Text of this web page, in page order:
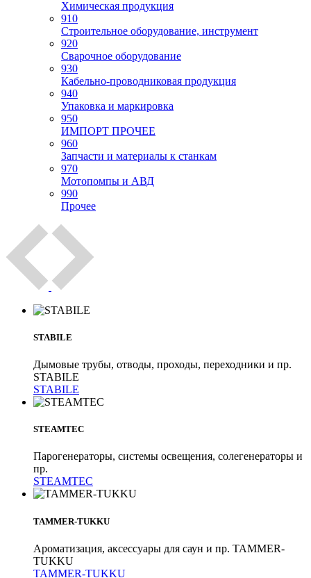
Химическая продукция
910
Строительное оборудование, инструмент
920
Сварочное оборудование
930
Кабельно-проводниковая продукция
940
Упаковка и маркировка
950
ИМПОРТ ПРОЧЕЕ
960
Запчасти и материалы к станкам
970
Мотопомпы и АВД
990
Прочее
STABILE
Дымовые трубы, отводы, проходы, переходники и пр.
STABILE
STABILE
STEAMTEC
Парогенераторы, системы освещения, солегенераторы и
пр.
STEAMTEC
TAMMER-TUKKU
Ароматизация, аксессуары для саун и пр. TAMMER-
TUKKU
TAMMER-TUKKU